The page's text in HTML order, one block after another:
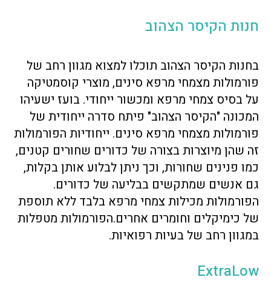
חנות הקיסר הצהוב
בחנות הקיסר הצהוב תוכלו למצוא מגוון רחב של
פורמולות מצמחי מרפא סינים, מוצרי קוסמטיקה
על בסיס צמחי מרפא ומכשור ייחודי. בועז ישעיהו
המכונה "הקיסר הצהוב" פיתח סדרה ייחודית של
פורמולות מצמחי מרפא סינים. ייחודיות הפורמולות
זה שהן מיוצרות בצורה של כדורים שחורים קטנים,
כמו פנינים שחורות, וכך ניתן לבלוע אותן בקלות,
גם אנשים שמתקשים בבליעה של כדורים.
הפורמולות מכילות צמחי מרפא בלבד ללא תוספת
של כימיקלים וחומרים אחרים.הפורמולות מטפלות
במגוון רחב של בעיות רפואיות.
ExtraLow